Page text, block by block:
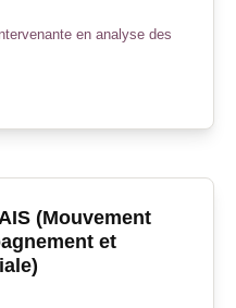
en analyse des
(Mouvement
et